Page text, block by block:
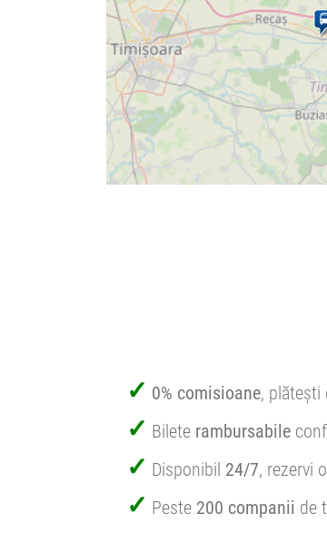
0% comisioane, plătești
Bilete rambursabile
Disponibil 24/7, rezervi
Peste 200 companii de